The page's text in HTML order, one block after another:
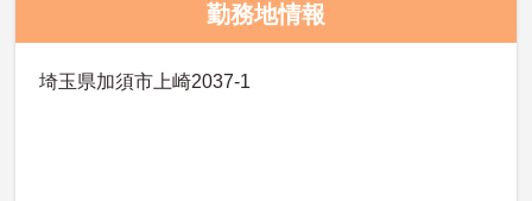
勤務地情報
埼玉県加須市上崎2037-1